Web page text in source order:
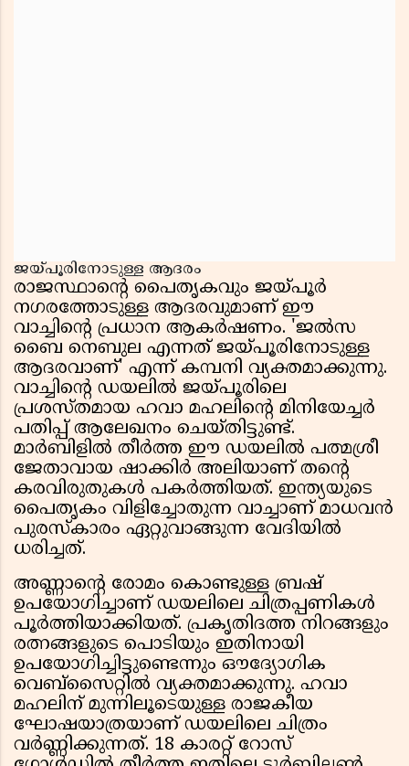
ജയ്പൂരിനോടുള്ള ആദരം
രാജസ്ഥാൻ്റെ പൈതൃകവും ജയ്പൂർ
നഗരത്തോടുള്ള ആദരവുമാണ് ഈ
വാച്ചിൻ്റെ പ്രധാന ആകർഷണം. 'ജൽസ
ബൈ നെബുല എന്നത് ജയ്പൂരിനോടുള്ള
ആദരവാണ്' എന്ന് കമ്പനി വ്യക്തമാക്കുന്നു.
വാച്ചിൻ്റെ ഡയലിൽ ജയ്പൂരിലെ
പ്രശസ്തമായ ഹവാ മഹലിൻ്റെ മിനിയേച്ചർ
പതിപ്പ് ആലേഖനം ചെയ്തിട്ടുണ്ട്.
മാർബിളിൽ തീർത്ത ഈ ഡയലിൽ പത്മശ്രീ
ജേതാവായ ഷാക്കിർ അലിയാണ് തൻ്റെ
കരവിരുതുകൾ പകർത്തിയത്. ഇന്ത്യയുടെ
പൈതൃകം വിളിച്ചോതുന്ന വാച്ചാണ് മാധവൻ
പുരസ്കാരം ഏറ്റുവാങ്ങുന്ന വേദിയിൽ
ധരിച്ചത്.
അണ്ണാൻ്റെ രോമം കൊണ്ടുള്ള ബ്രഷ്
ഉപയോഗിച്ചാണ് ഡയലിലെ ചിത്രപ്പണികൾ
പൂർത്തിയാക്കിയത്. പ്രകൃതിദത്ത നിറങ്ങളും
രത്നങ്ങളുടെ പൊടിയും ഇതിനായി
ഉപയോഗിച്ചിട്ടുണ്ടെന്നും ഔദ്യോഗിക
വെബ്സൈറ്റിൽ വ്യക്തമാക്കുന്നു. ഹവാ
മഹലിന് മുന്നിലൂടെയുള്ള രാജകീയ
ഘോഷയാത്രയാണ് ഡയലിലെ ചിത്രം
വർണ്ണിക്കുന്നത്. 18 കാരറ്റ് റോസ്